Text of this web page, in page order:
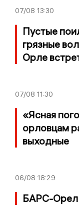
07/08 13:30
Пустые
грязные
Орле
07/08 11:30
«Ясная
орловцам
выходные
06/08 18:29
БАРС-Орел